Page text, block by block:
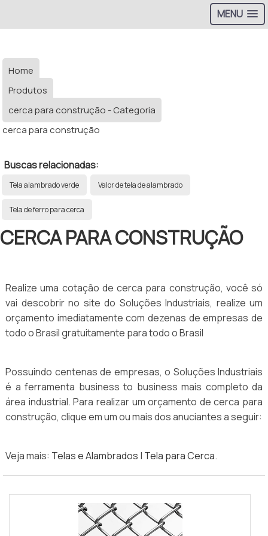
MENU
Home
Produtos
cerca para construção - Categoria
cerca para construção
Buscas relacionadas:
Tela alambrado verde Valor de tela de alambrado
Tela de ferro para cerca
CERCA PARA CONSTRUÇÃO
Realize uma cotação de cerca para construção, você só
vai descobrir no site do Soluções Industriais, realize um
orçamento imediatamente com dezenas de empresas de
todo o Brasil gratuitamente para todo o Brasil
Possuindo centenas de empresas, o Soluções Industriais
é a ferramenta business to business mais completo da
área industrial. Para realizar um orçamento de cerca para
construção, clique em um ou mais dos anuciantes a seguir:
Veja mais: Telas e Alambrados | Tela para Cerca.